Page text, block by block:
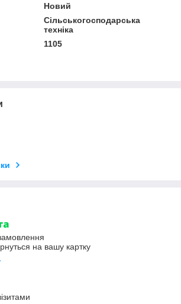
Новий
Сільськогосподарська
техніка
1105
на вашу картку